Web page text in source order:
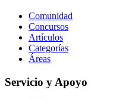
Comunidad
Concursos
Artículos
Categorías
Áreas
Servicio y Apoyo